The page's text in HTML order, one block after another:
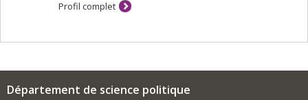
entre un état de guerre et une situation "post-conflit".
Quand et dans quelles conditions les différents
armes et pourquoi? Quelles stratégies les intervenants
l’utilité de la notion de saboteur, communément admise
Profil complet
Département de science politique